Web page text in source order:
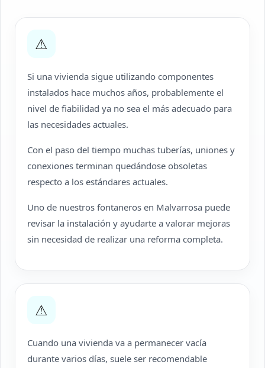
⚠
Si una vivienda sigue utilizando componentes
instalados hace muchos años, probablemente el
nivel de fiabilidad ya no sea el más adecuado para
las necesidades actuales.
Con el paso del tiempo muchas tuberías, uniones y
conexiones terminan quedándose obsoletas
respecto a los estándares actuales.
Uno de nuestros fontaneros en Malvarrosa puede
revisar la instalación y ayudarte a valorar mejoras
sin necesidad de realizar una reforma completa.
⚠
Cuando una vivienda va a permanecer vacía
durante varios días, suele ser recomendable